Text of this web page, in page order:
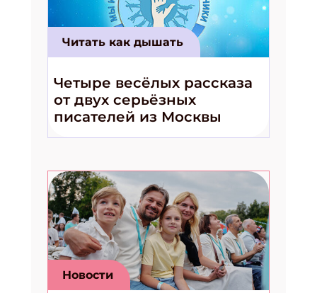
Читать как дышать
Четыре весёлых рассказа
от двух серьёзных
писателей из Москвы
Новости